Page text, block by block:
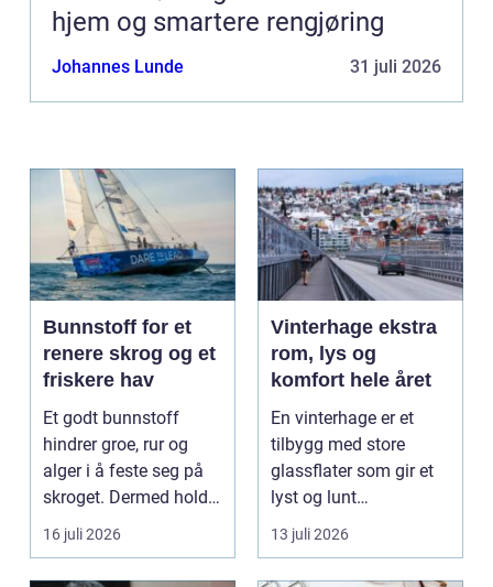
hjem og smartere rengjøring
Johannes Lunde 31 juli 2026
Bunnstoff for et
renere skrog og et
friskere hav
Et godt bunnstoff
hindrer groe, rur og
alger i å feste seg på
skroget. Dermed holder
båten bedre far...
16 juli 2026
Vinterhage ekstra
rom, lys og
komfort hele året
En vinterhage er et
tilbygg med store
glassflater som gir et
lyst og lunt
oppholdsrom nær
hagen, ogs...
13 juli 2026